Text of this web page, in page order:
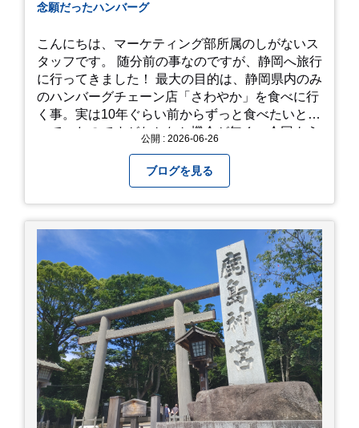
念願だったハンバーグ
こんにちは、マーケティング部所属のしがないス
タッフです。 随分前の事なのですが、静岡へ旅行
に行ってきました！ 最大の目的は、静岡県内のみ
のハンバーグチェーン店「さわやか」を食べに行
く事。実は10年ぐらい前からずっと食べたいと思
っていたのですがなかなか機会が無く、今回よう
って待機する事になったのですが、、10時頃にも
らった整理券で、お店に入れるのは12時過ぎ頃で
した。大人気とは聞いていましたがここまでと
は、、！！ 駅前ショッピングモール内の店舗だっ
たのでお買い物をしつつ待機して遂に入店。ハン
バーグはレアな焼き加減でとってもジューシーで
最高に美味しかったです！！目の前で店員さんが
カットしてくれるのもとっても良かったです。 こ
れは何個でも行けてしまう勢い、、！！！ 皆様も
静岡へ行く予定がありましたら是非とも召し上が
って見てください！予約は行っていないようなの
で、時と場合とタイミングと要相談で
す、、！！！
公開 : 2026-06-26
ブログを見る